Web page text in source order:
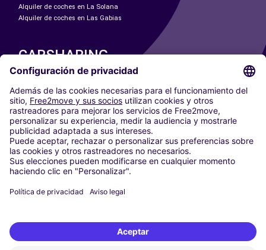
Alquiler de coches en La Solana
Alquiler de coches en Las Gabias
CARSHARING
NUESTRAS CIUDADES
Paris
Madrid
Washington DC
Milán
Roma
Turín
Viena
Berlín
Düsseldorf